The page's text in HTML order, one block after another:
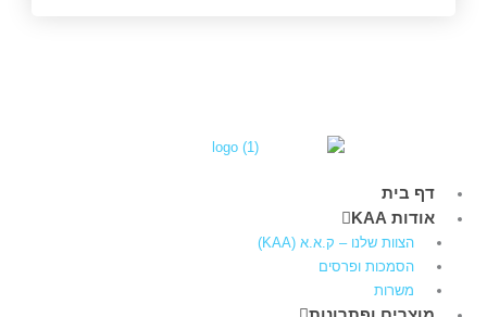
דף בית
אודות KAA
הצוות שלנו – ק.א.א (KAA)
הסמכות ופרסים
משרות